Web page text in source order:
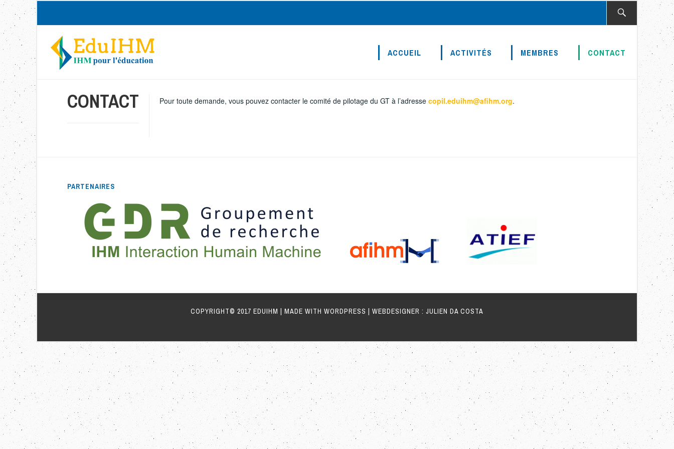
au
contenu
principal
Rechercher :
ACCUEIL ACTIVITÉS MEMBRES CONTACT
CONTACT Pour toute demande, vous pouvez contacter le comité de pilotage du GT à l’adresse copil.eduihm@afihm.org.
PARTENAIRES
COPYRIGHT© 2017 EDUIHM | MADE WITH WORDPRESS | WEBDESIGNER : JULIEN DA COSTA